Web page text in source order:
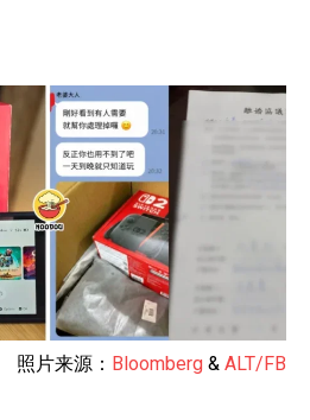
照片来源： Bloomberg & ALT/FB